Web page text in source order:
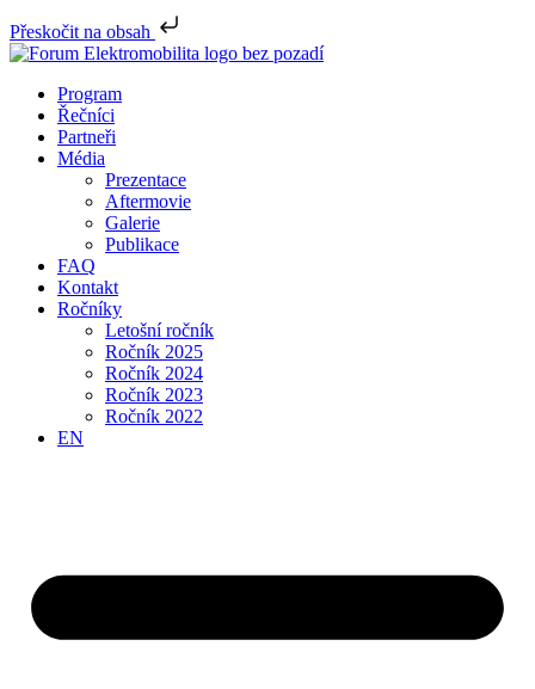
Přeskočit na obsah
Program
Řečníci
Partneři
Média
Prezentace
Aftermovie
Galerie
Publikace
FAQ
Kontakt
Ročníky
Letošní ročník
Ročník 2025
Ročník 2024
Ročník 2023
Ročník 2022
EN